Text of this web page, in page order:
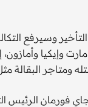
وسيرفع
وإيكيا
ومتاجر البقالة
فورمان الرئيس